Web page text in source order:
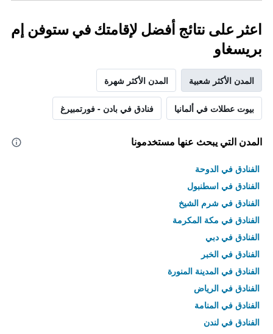
اعثر على نتائج أفضل لإقامتك في ستوفن إم
بريسغاو
المدن الأكثر شعبية المدن الأكثر شهرة
بيوت عطلات في ألمانيا فنادق في بادن - فورتمبيرغ
المدن التي يبحث عنها مستخدمونا
الفنادق في الدوحة
الفنادق في اسطنبول
الفنادق في شرم الشيخ
الفنادق في مكة المكرمة
الفنادق في دبي
الفنادق في الخبر
الفنادق في المدينة المنورة
الفنادق في الرياض
الفنادق في المنامة
الفنادق في لندن